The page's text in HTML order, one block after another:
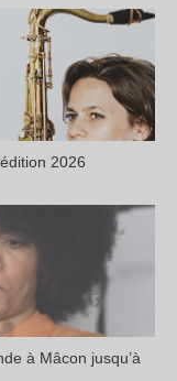
2026
à Mâcon jusqu’à